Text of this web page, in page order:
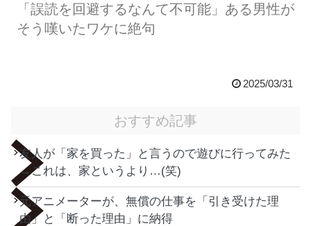
「誤読を回避するなんて不可能」ある男性が
そう嘆いたワケに絶句
2025/03/31
おすすめ記事
友人が「家を買った」と言うので遊びに行ってみた
→これは、家というより…(笑)
元アニメーターが、無償の仕事を「引き受けた理
由」と「断った理由」に納得